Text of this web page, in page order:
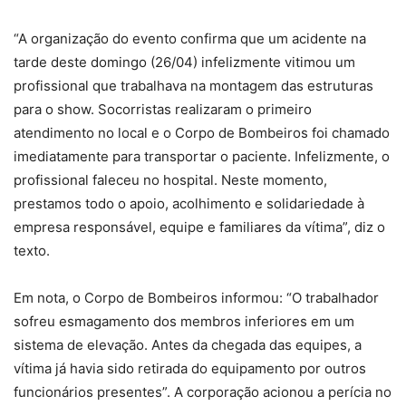
“A organização do evento confirma que um acidente na
tarde deste domingo (26/04) infelizmente vitimou um
profissional que trabalhava na montagem das estruturas
para o show. Socorristas realizaram o primeiro
atendimento no local e o Corpo de Bombeiros foi chamado
imediatamente para transportar o paciente. Infelizmente, o
profissional faleceu no hospital. Neste momento,
prestamos todo o apoio, acolhimento e solidariedade à
empresa responsável, equipe e familiares da vítima”, diz o
texto.
Em nota, o Corpo de Bombeiros informou: “O trabalhador
sofreu esmagamento dos membros inferiores em um
sistema de elevação. Antes da chegada das equipes, a
vítima já havia sido retirada do equipamento por outros
funcionários presentes”. A corporação acionou a perícia no